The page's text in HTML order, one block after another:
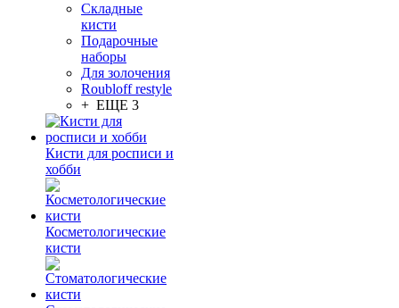
Складные
кисти
Подарочные
наборы
Для золочения
Roubloff restyle
+ ЕЩЕ 3
Кисти для росписи и
хобби
Косметологические
кисти